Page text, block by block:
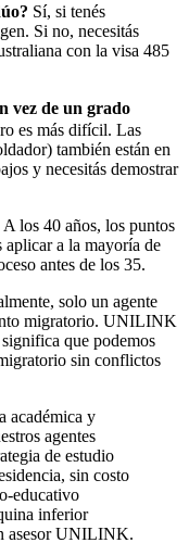
Sí, si tenés
Si no, necesitás
con la visa 485
vez de un grado
es más difícil. Las
también están en
y necesitás demostrar
A los 40 años, los puntos
aplicar a la mayoría de
antes de los 35.
solo un agente
migratorio. UNILINK
que podemos
sin conflictos
académica y
agentes
de estudio
sin costo
educativo
inferior
asesor UNILINK.